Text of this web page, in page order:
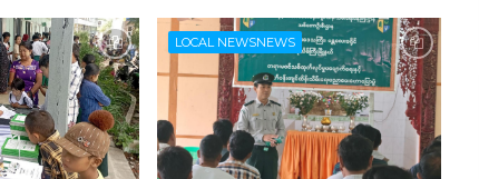
LOCAL NEWSNEWS